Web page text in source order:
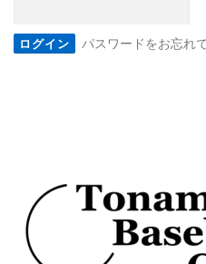
パスワードをお忘れ